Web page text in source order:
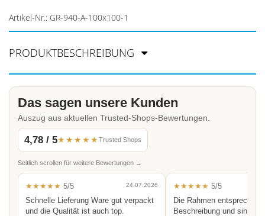
Artikel-Nr.: GR-940-A-100x100-1
PRODUKTBESCHREIBUNG
Das sagen unsere Kunden
Auszug aus aktuellen Trusted-Shops-Bewertungen.
4,78 / 5★★★★★ Trusted Shops
Seitlich scrollen für weitere Bewertungen →
★★★★★ 5/5 24.07.2026
Schnelle Lieferung Ware gut verpackt
und die Qualität ist auch top.
★★★★★ 5/5
Die Rahmen entsprechen
Beschreibung und sind